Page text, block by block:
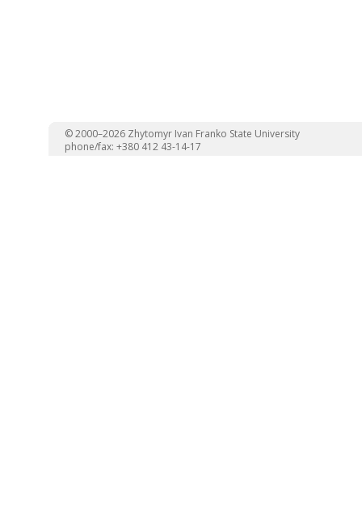
© 2000–2026 Zhytomyr Ivan Franko State University
phone/fax: +380 412 43-14-17